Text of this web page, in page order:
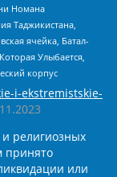
Номана
Таджикистана,
ячейка, Батал-
Улыбается,
корпус
i-ekstremistskie-
религиозных
принято
или